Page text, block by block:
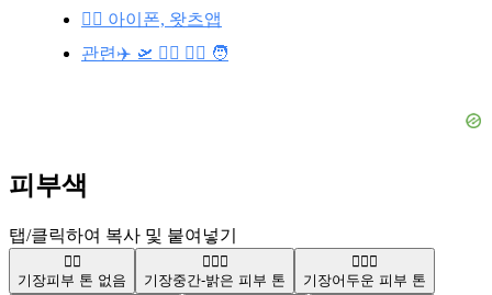
🧑‍✈️ 아이폰, 왓츠앱
관련✈️ 🛫 👨‍✈️ 👩‍✈️ 🧑
피부색
탭/클릭하여 복사 및 붙여넣기
🧑‍✈️
기장피부 톤 없음
🧑🏼‍✈️
기장중간-밝은 피부 톤
🧑🏿‍✈️
기장어두운 피부 톤